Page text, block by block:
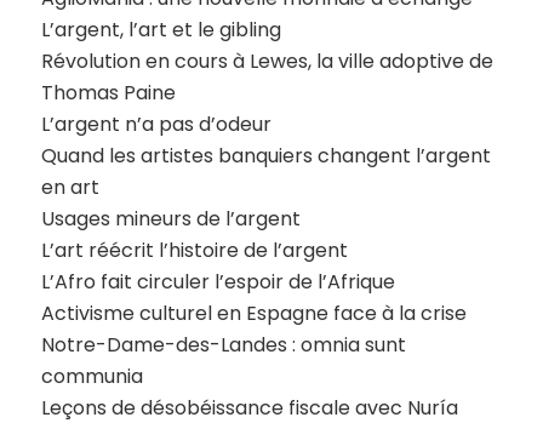
L’argent, l’art et le gibling
Révolution en cours à Lewes, la ville adoptive de
Thomas Paine
L’argent n’a pas d’odeur
Quand les artistes banquiers changent l’argent
en art
Usages mineurs de l’argent
L’art réécrit l’histoire de l’argent
L’Afro fait circuler l’espoir de l’Afrique
Activisme culturel en Espagne face à la crise
Notre-Dame-des-Landes : omnia sunt
communia
Leçons de désobéissance fiscale avec Nuría